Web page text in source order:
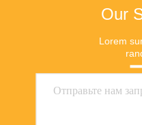
Our
Lorem